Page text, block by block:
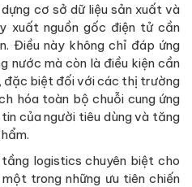
cơ sở dữ liệu sản xuất và
xuất nguồn gốc điện tử cần
Điều này không chỉ đáp ứng
nước mà còn là điều kiện cần
đặc biệt đối với các thị trường
hóa toàn bộ chuỗi cung ứng
của người tiêu dùng và tăng
logistics chuyên biệt cho
trong những ưu tiên chiến